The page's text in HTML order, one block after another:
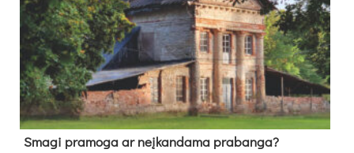
Sma­gi pra­mo­ga ar neį­kan­da­ma pra­ban­ga?